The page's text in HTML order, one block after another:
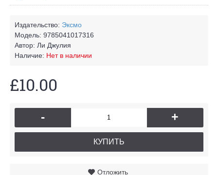
Издательство: Эксмо
Модель: 9785041017316
Автор: Ли Джулия
Наличие: Нет в наличии
£10.00
- +
КУПИТЬ
Отложить